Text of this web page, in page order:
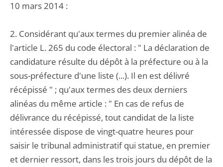
10 mars 2014 :
2. Considérant qu'aux termes du premier alinéa de
l'article L. 265 du code électoral : " La déclaration de
candidature résulte du dépôt à la préfecture ou à la
sous-préfecture d'une liste (...). Il en est délivré
récépissé " ; qu'aux termes des deux derniers
alinéas du même article : " En cas de refus de
délivrance du récépissé, tout candidat de la liste
intéressée dispose de vingt-quatre heures pour
saisir le tribunal administratif qui statue, en premier
et dernier ressort, dans les trois jours du dépôt de la